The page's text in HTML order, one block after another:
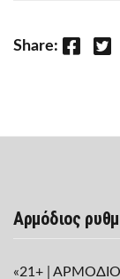
Share: Facebook Twitter
Αρμόδιος
«21+ |